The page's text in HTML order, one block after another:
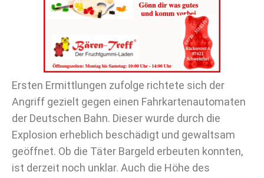
Ersten Ermittlungen zufolge richtete sich der
Angriff gezielt gegen einen Fahrkartenautomaten
der Deutschen Bahn. Dieser wurde durch die
Explosion erheblich beschädigt und gewaltsam
geöffnet. Ob die Täter Bargeld erbeuten konnten,
ist derzeit noch unklar. Auch die Höhe des